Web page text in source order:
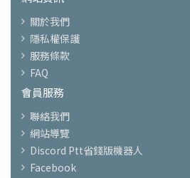
關於我們
隱私權保護
服務條款
FAQ
會員服務
聯絡我們
網站導覽
Discord Ptt省錢版機器人
Facebook